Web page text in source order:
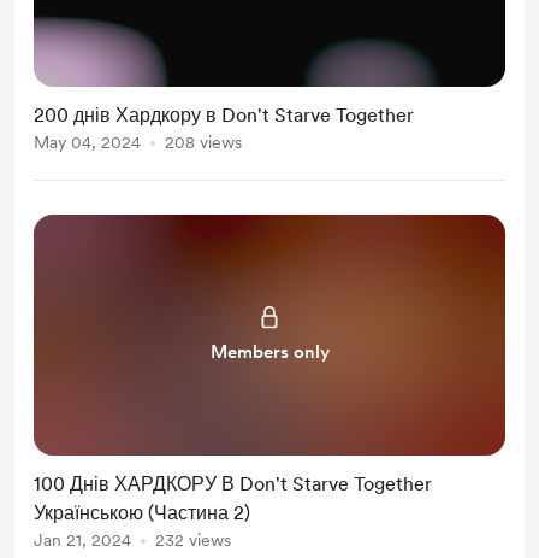
200 днів Хардкору в Don't Starve Together
May 04, 2024 208 views
Members only
100 Днів ХАРДКОРУ В Don't Starve Together
Українською (Частина 2)
Jan 21, 2024 232 views